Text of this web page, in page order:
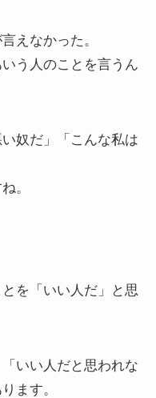
えなかった。
う人のことを言うん
奴だ」「こんな私は
。
を「いい人だ」と思
いい人だと思われな
ます。